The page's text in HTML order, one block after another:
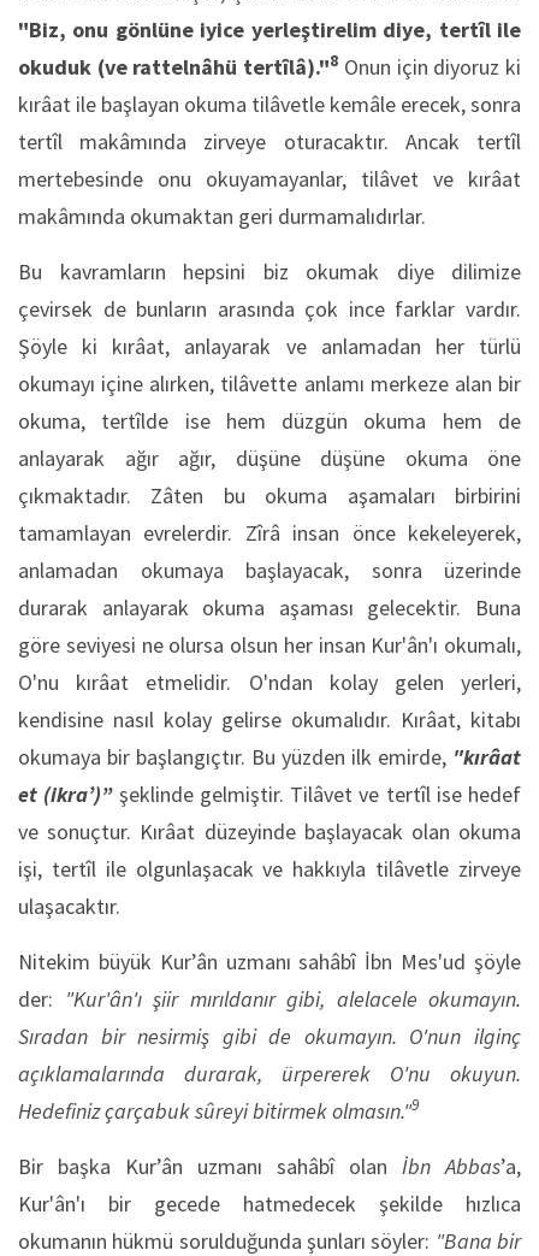
"Biz, onu gönlüne iyice yerleştirelim diye, tertîl ile
okuduk (ve rattelnâhü tertîlâ)."8 Onun için diyoruz ki
kırâat ile başlayan okuma tilâvetle kemâle erecek, sonra
tertîl makâmında zirveye oturacaktır. Ancak tertîl
mertebesinde onu okuyamayanlar, tilâvet ve kırâat
makâmında okumaktan geri durmamalıdırlar.
Bu kavramların hepsini biz okumak diye dilimize
çevirsek de bunların arasında çok ince farklar vardır.
Şöyle ki kırâat, anlayarak ve anlamadan her türlü
okumayı içine alırken, tilâvette anlamı merkeze alan bir
okuma, tertîlde ise hem düzgün okuma hem de
anlayarak ağır ağır, düşüne düşüne okuma öne
çıkmaktadır. Zâten bu okuma aşamaları birbirini
tamamlayan evrelerdir. Zîrâ insan önce kekeleyerek,
anlamadan okumaya başlayacak, sonra üzerinde
durarak anlayarak okuma aşaması gelecektir. Buna
göre seviyesi ne olursa olsun her insan Kur'ân'ı okumalı,
O'nu kırâat etmelidir. O'ndan kolay gelen yerleri,
kendisine nasıl kolay gelirse okumalıdır. Kırâat, kitabı
okumaya bir başlangıçtır. Bu yüzden ilk emirde, "kırâat
et (ikra’)”şeklinde gelmiştir. Tilâvet ve tertîl ise hedef
ve sonuçtur. Kırâat düzeyinde başlayacak olan okuma
işi, tertîl ile olgunlaşacak ve hakkıyla tilâvetle zirveye
ulaşacaktır.
Nitekim büyük Kur’ân uzmanı sahâbî İbn Mes'ud şöyle
der: "Kur'ân'ı şiir mırıldanır gibi, alelacele okumayın.
Sıradan bir nesirmiş gibi de okumayın. O'nun ilginç
açıklamalarında durarak, ürpererek O'nu okuyun.
Hedefiniz çarçabuk sûreyi bitirmek olmasın."9
Bir başka Kur’ân uzmanı sahâbî olan İbn Abbas’a,
Kur'ân'ı bir gecede hatmedecek şekilde hızlıca
okumanın hükmü sorulduğunda şunları söyler: "Bana bir